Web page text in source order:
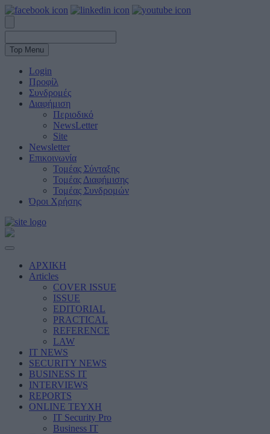
Top Menu
Login
Προφίλ
Συνδρομές
Διαφήμιση
Περιοδικό
NewsLetter
Site
Newsletter
Επικοινωνία
Τομέας Σύνταξης
Τομέας Διαφήμισης
Τομέας Συνδρομών
Όροι Χρήσης
ΑΡΧΙΚΗ
Articles
COVER ISSUE
ISSUE
EDITORIAL
PRACTICAL
REFERENCE
LAW
IT NEWS
SECURITY NEWS
BUSINESS IT
INTERVIEWS
REPORTS
ONLINE ΤΕΥΧΗ
IT Security Pro
Business IT